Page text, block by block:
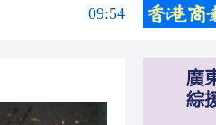
09:54